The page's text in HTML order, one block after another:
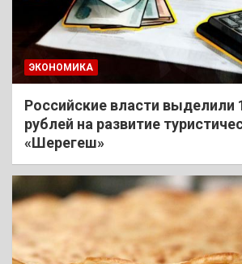
ЭКОНОМИКА
Российские власти выделили
рублей на развитие
«Шерегеш»